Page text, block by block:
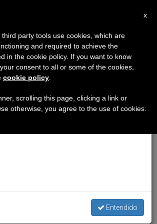
a los jóvenes a
del mundo
verano, Francisco invita
en la jornada de
por la paz en Siria
×
al 7 de agosto haremos la pausa
que en el periodo de verano
informaciones y también el
Entendido
x
party tools use cookies, which are
and required to achieve the
in the cookie policy. If you want to know
consent to all or some of the cookies,
cookie policy
scrolling this page, clicking a link or
otherwise, you agree to the use of cookies.